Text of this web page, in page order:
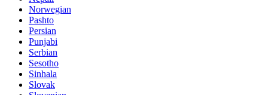
Norwegian
Pashto
Persian
Punjabi
Serbian
Sesotho
Sinhala
Slovak